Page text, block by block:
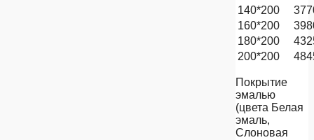
140*200
160*200
180*200
200*200
Покрытие
эмалью
(цвета Белая
эмаль,
Слоновая